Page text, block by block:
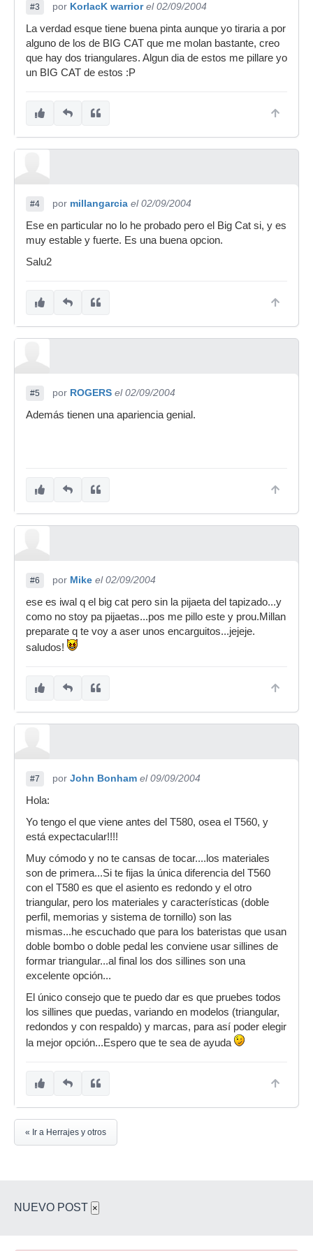
#3 por KorlacK warrior el 02/09/2004
La verdad esque tiene buena pinta aunque yo tiraria a por
alguno de los de BIG CAT que me molan bastante, creo
que hay dos triangulares. Algun dia de estos me pillare yo
un BIG CAT de estos :P
#4 por millangarcia el 02/09/2004
Ese en particular no lo he probado pero el Big Cat si, y es
muy estable y fuerte. Es una buena opcion.
Salu2
#5 por ROGERS el 02/09/2004
Además tienen una apariencia genial.
#6 por Mike el 02/09/2004
ese es iwal q el big cat pero sin la pijaeta del tapizado...y
como no stoy pa pijaetas...pos me pillo este y prou.Millan
preparate q te voy a aser unos encarguitos...jejeje.
saludos!
#7 por John Bonham el 09/09/2004
Hola:
Yo tengo el que viene antes del T580, osea el T560, y
está expectacular!!!!
Muy cómodo y no te cansas de tocar....los materiales
son de primera...Si te fijas la única diferencia del T560
con el T580 es que el asiento es redondo y el otro
triangular, pero los materiales y características (doble
perfil, memorias y sistema de tornillo) son las
mismas...he escuchado que para los bateristas que usan
doble bombo o doble pedal les conviene usar sillines de
formar triangular...al final los dos sillines son una
excelente opción...
El único consejo que te puedo dar es que pruebes todos
los sillines que puedas, variando en modelos (triangular,
redondos y con respaldo) y marcas, para así poder elegir
la mejor opción...Espero que te sea de ayuda
« Ir a Herrajes y otros
NUEVO POST ×